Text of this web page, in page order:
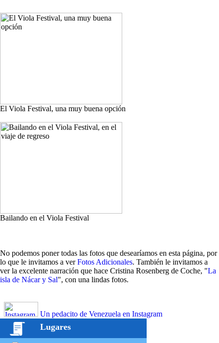
El Viola Festival, una muy buena opción
Bailando en el Viola Festival
No podemos poner todas las fotos que desearíamos en esta página, por
lo que le invitamos a verFotos Adicionales. También le invitamos a
ver la excelente narración que hace Cristina Rosenberg de Coche, "La
isla de Nácar y Sal", con una lindas fotos.
Un pedacito de Venezuela en Instagram
Lugares